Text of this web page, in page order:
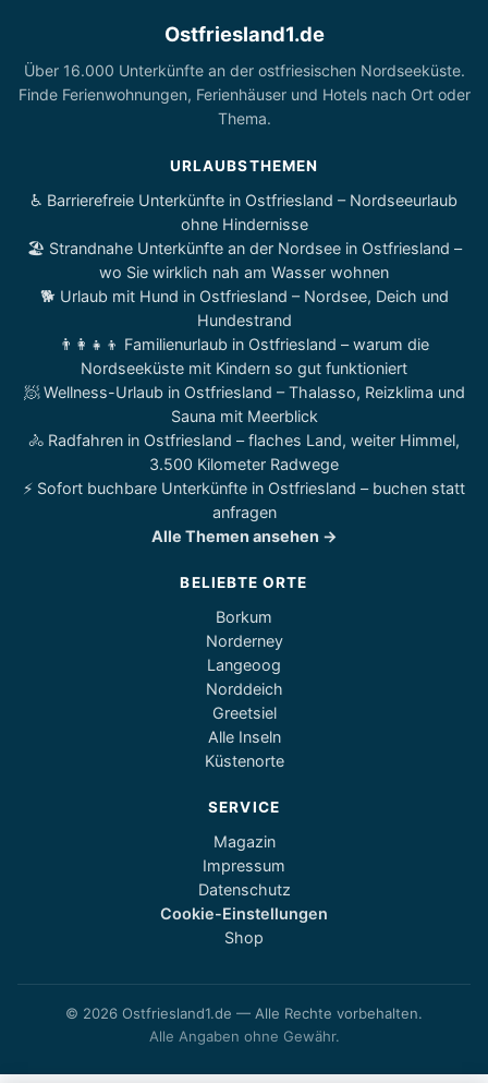
Ostfriesland1.de
Über 16.000 Unterkünfte an der ostfriesischen Nordseeküste.
Finde Ferienwohnungen, Ferienhäuser und Hotels nach Ort oder
Thema.
URLAUBSTHEMEN
♿ Barrierefreie Unterkünfte in Ostfriesland – Nordseeurlaub
ohne Hindernisse
🏖️ Strandnahe Unterkünfte an der Nordsee in Ostfriesland –
wo Sie wirklich nah am Wasser wohnen
🐕 Urlaub mit Hund in Ostfriesland – Nordsee, Deich und
Hundestrand
👨‍👩‍👧‍👦 Familienurlaub in Ostfriesland – warum die
Nordseeküste mit Kindern so gut funktioniert
🧖 Wellness-Urlaub in Ostfriesland – Thalasso, Reizklima und
Sauna mit Meerblick
🚴 Radfahren in Ostfriesland – flaches Land, weiter Himmel,
3.500 Kilometer Radwege
⚡ Sofort buchbare Unterkünfte in Ostfriesland – buchen statt
anfragen
Alle Themen ansehen →
BELIEBTE ORTE
Borkum
Norderney
Langeoog
Norddeich
Greetsiel
Alle Inseln
Küstenorte
SERVICE
Magazin
Impressum
Datenschutz
Cookie-Einstellungen
Shop
© 2026 Ostfriesland1.de — Alle Rechte vorbehalten.
Alle Angaben ohne Gewähr.